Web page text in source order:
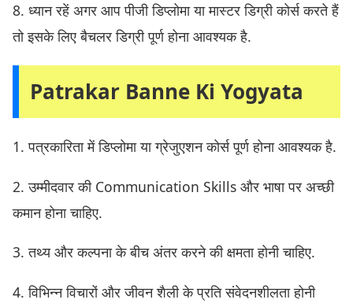
8. ध्यान रहें अगर आप पीजी डिप्लोमा या मास्टर डिग्री कोर्स करते हैं
तो इसके लिए बैचलर डिग्री पूर्ण होना आवश्यक है.
Patrakar Banne Ki Yogyata
1. पत्रकारिता में डिप्लोमा या ग्रेजुएशन कोर्स पूर्ण होना आवश्यक है.
2. उम्मीदवार की Communication Skills और भाषा पर अच्छी
कमान होना चाहिए.
3. तथ्य और कल्पना के बीच अंतर करने की क्षमता होनी चाहिए.
4. विभिन्न विचारों और जीवन शैली के प्रति संवेदनशीलता होनी